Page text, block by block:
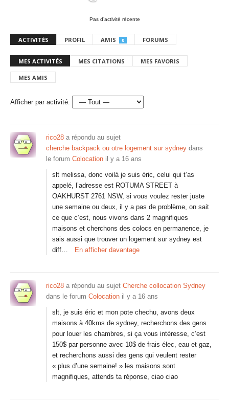
Pas d’activité récente
ACTIVITÉS PROFIL AMIS 0 FORUMS
MES ACTIVITÉS MES CITATIONS MES FAVORIS
MES AMIS
Afficher par activité:
rico28 a répondu au sujet
cherche backpack ou otre logement sur sydney dans
le forum Colocation il y a 16 ans
slt melissa, donc voilà je suis éric, celui qui t’as
appelé, l’adresse est ROTUMA STREET à
OAKHURST 2761 NSW, si vous voulez rester juste
une semaine ou deux, il y a pas de problème, on sait
ce que c’est, nous vivons dans 2 magnifiques
maisons et cherchons des colocs en permanence, je
sais aussi que trouver un logement sur sydney est
diff…
En afficher davantage
rico28 a répondu au sujet Cherche collocation Sydney
dans le forum Colocation il y a 16 ans
slt, je suis éric et mon pote chechu, avons deux
maisons à 40kms de sydney, recherchons des gens
pour louer les chambres, si ça vous intéresse, c’est
150$ par personne avec 10$ de frais élec, eau et gaz,
et recherchons aussi des gens qui veulent rester
« plus d’une semaine! » les maisons sont
magnifiques, attends ta réponse, ciao ciao